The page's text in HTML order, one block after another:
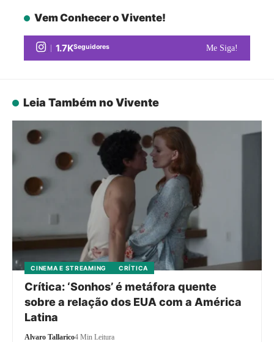
Vem Conhecer o Vivente!
1.7KSeguidores Me Siga!
Leia Também no Vivente
CINEMA E STREAMING CRÍTICA
Crítica: ‘Sonhos’ é metáfora quente
sobre a relação dos EUA com a América
Latina
Alvaro Tallarico4 Min Leitura